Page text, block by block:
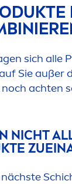
sich alle
Sie außer
achten
NICHT
nächste